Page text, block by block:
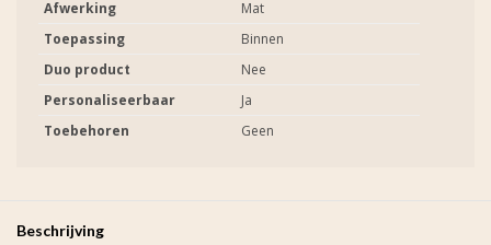
Afwerking
Mat
Toepassing
Binnen
Duo product
Nee
Personaliseerbaar
Ja
Toebehoren
Geen
Beschrijving